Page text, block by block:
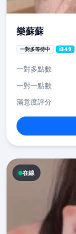
樂蘇蘇
一對多等待中 i349
一對多點數
一對一點數
滿意度評分
在線